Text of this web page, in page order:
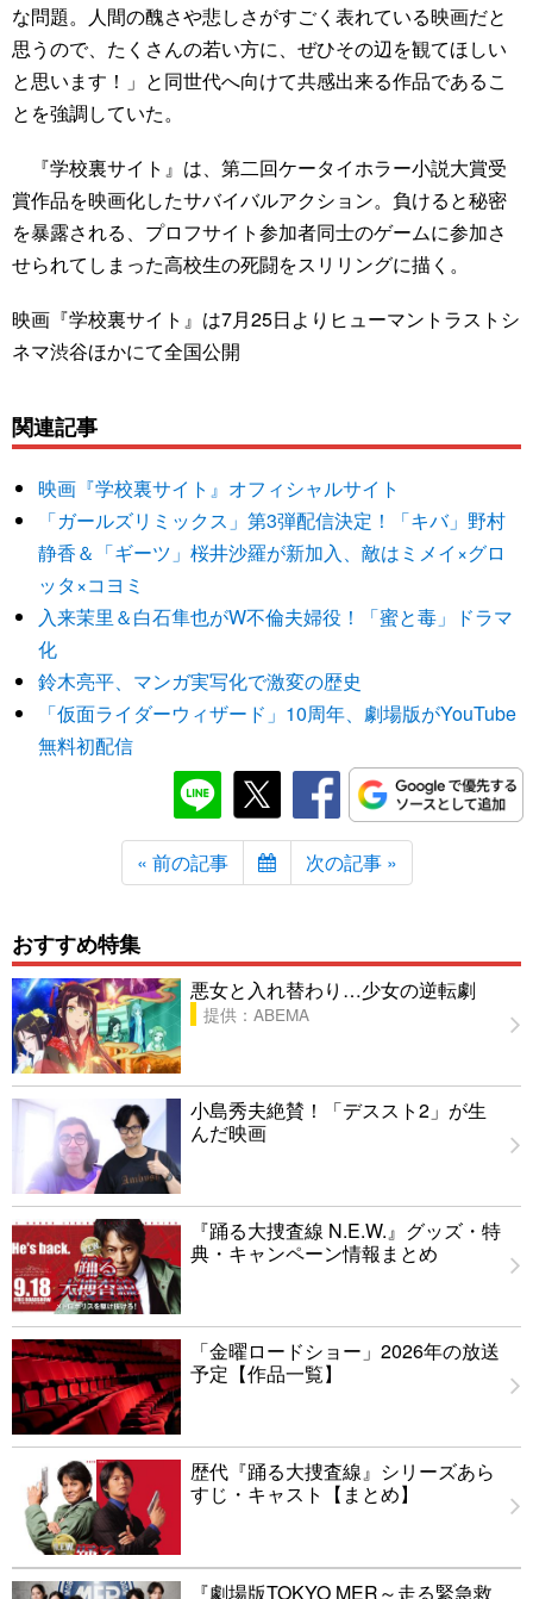
な問題。人間の醜さや悲しさがすごく表れている映画だと
思うので、たくさんの若い方に、ぜひその辺を観てほしい
と思います！」と同世代へ向けて共感出来る作品であるこ
とを強調していた。
『学校裏サイト』は、第二回ケータイホラー小説大賞受
賞作品を映画化したサバイバルアクション。負けると秘密
を暴露される、プロフサイト参加者同士のゲームに参加さ
せられてしまった高校生の死闘をスリリングに描く。
映画『学校裏サイト』は7月25日よりヒューマントラストシ
ネマ渋谷ほかにて全国公開
関連記事
映画『学校裏サイト』オフィシャルサイト
「ガールズリミックス」第3弾配信決定！「キバ」野村
静香＆「ギーツ」桜井沙羅が新加入、敵はミメイ×グロ
ッタ×コヨミ
入来茉里＆白石隼也がW不倫夫婦役！「蜜と毒」ドラマ
化
鈴木亮平、マンガ実写化で激変の歴史
「仮面ライダーウィザード」10周年、劇場版がYouTube
無料初配信
« 前の記事 次の記事 »
おすすめ特集
悪女と入れ替わり…少女の逆転劇
提供：ABEMA
小島秀夫絶賛！「デススト2」が生
んだ映画
『踊る大捜査線 N.E.W.』グッズ・特
典・キャンペーン情報まとめ
「金曜ロードショー」2026年の放送
予定【作品一覧】
歴代『踊る大捜査線』シリーズあら
すじ・キャスト【まとめ】
『劇場版TOKYO MER～走る緊急救